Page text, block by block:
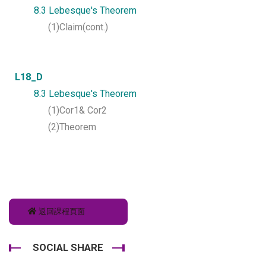
8.3 Lebesque's Theorem
(1)Claim(cont.)
L18_D
8.3 Lebesque's Theorem
(1)Cor1& Cor2
(2)Theorem
返回課程頁面
SOCIAL SHARE